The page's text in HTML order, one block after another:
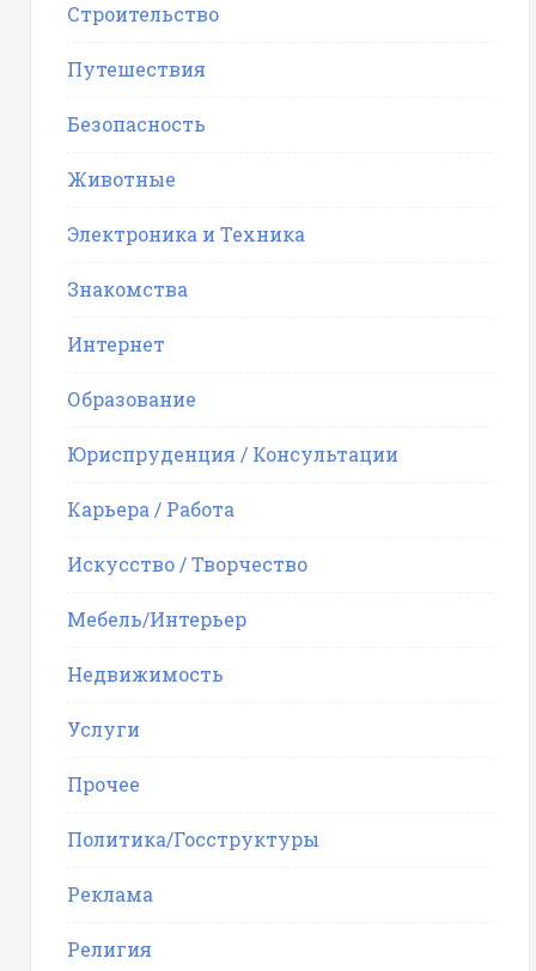
Строительство
Путешествия
Безопасность
Животные
Электроника и Техника
Знакомства
Интернет
Образование
Юриспруденция / Консультации
Карьера / Работа
Искусство / Творчество
Мебель/Интерьер
Недвижимость
Услуги
Прочее
Политика/Госструктуры
Реклама
Религия